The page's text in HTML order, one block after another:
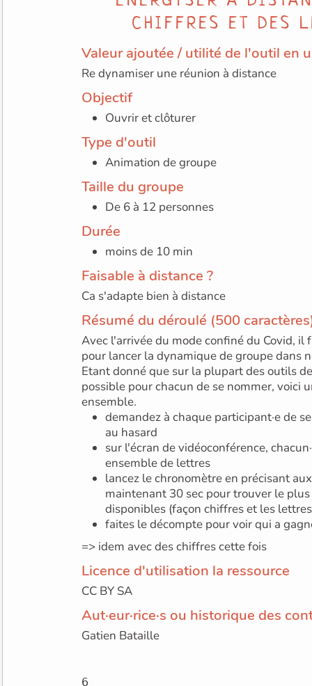
CHIFFRES ET DES
Valeur ajoutée / utilité de l'outil en
Re dynamiser une réunion à distance
Objectif
Ouvrir et clôturer
Type d'outil
Animation de groupe
Taille du groupe
De 6 à 12 personnes
Durée
moins de 10 min
Faisable à distance ?
Ca s'adapte bien à distance
Résumé du déroulé (500
Avec l'arrivée du mode confiné du Covid, il
pour lancer la dynamique de groupe dans
Etant donné que sur la plupart des outils
possible pour chacun de se nommer, voici
ensemble.
demandez à chaque participant·e de
au hasard
sur l'écran de vidéoconférence,
ensemble de lettres
lancez le chronomètre en précisant
maintenant 30 sec pour trouver le
disponibles (façon chiffres et les
faites le décompte pour voir qui a
=> idem avec des chiffres cette fois
Licence d'utilisation la ressource
CC BY SA
Aut·eur·rice·s ou historique des
Gatien Bataille